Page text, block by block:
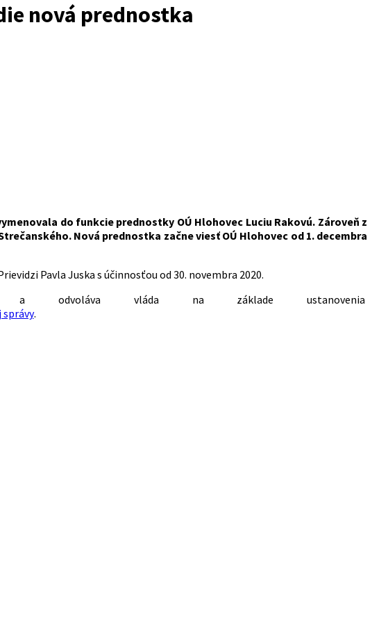
nová prednostka
do funkcie prednostky OÚ Hlohovec Luciu Rakovú. Zároveň z
Nová prednostka začne viesť OÚ Hlohovec od 1. decembra
Pavla Juska s účinnosťou od 30. novembra 2020.
a odvoláva vláda na základe ustanovenia
správy.